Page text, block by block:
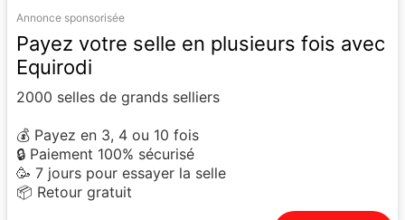
Annonce sponsorisée
Payez votre selle en plusieurs fois avec
Equirodi
2000 selles de grands selliers
💰 Payez en 3, 4 ou 10 fois
🔒 Paiement 100% sécurisé
🥳 7 jours pour essayer la selle
📦 Retour gratuit